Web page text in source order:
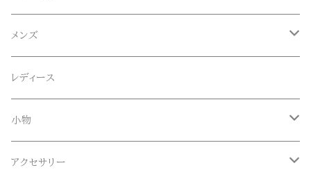
ACE SNKR(エーススニーカー)
Anapau,Seaing,ANAPAU UG
Blundstone(ブランドストーン)
CameOne(ケイムワン)
メンズ
トップス
Tシャツ
ロンT
ボトムス
ロング
セットアップ
レディース
小物
帽子、マフラー、手袋
アクセサリー